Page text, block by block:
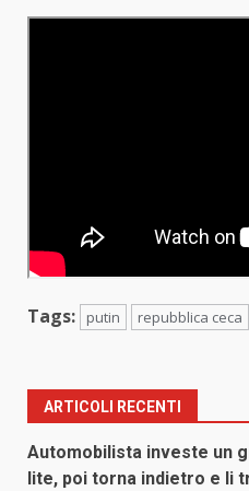
Tags: putin repubblica ceca
ARTICOLI RECENTI
Automobilista investe un
lite, poi torna indietro e li